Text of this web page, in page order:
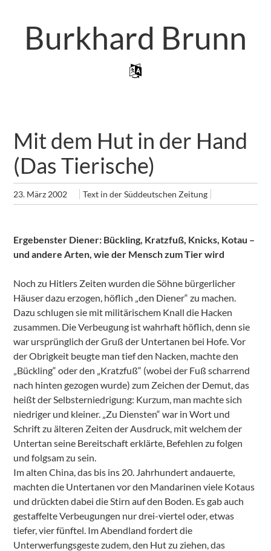
SpringenBurkhard Brunn
Mit dem Hut in der Hand
(Das Tierische)
23. März 2002 Text in der Süddeutschen Zeitung
Ergebenster Diener: Bückling, Kratzfuß, Knicks, Kotau –
und andere Arten, wie der Mensch zum Tier wird
Noch zu Hitlers Zeiten wurden die Söhne bürgerlicher
Häuser dazu erzogen, höflich „den Diener“ zu machen.
Dazu schlugen sie mit militärischem Knall die Hacken
zusammen. Die Verbeugung ist wahrhaft höflich, denn sie
war ursprünglich der Gruß der Untertanen bei Hofe. Vor
der Obrigkeit beugte man tief den Nacken, machte den
„Bückling“ oder den „Kratzfuß“ (wobei der Fuß scharrend
nach hinten gezogen wurde) zum Zeichen der Demut, das
heißt der Selbsterniedrigung: Kurzum, man machte sich
niedriger und kleiner. „Zu Diensten“ war in Wort und
Schrift zu älteren Zeiten der Ausdruck, mit welchem der
Untertan seine Bereitschaft erklärte, Befehlen zu folgen
und folgsam zu sein.
Im alten China, das bis ins 20. Jahrhundert andauerte,
machten die Untertanen vor den Mandarinen viele Kotaus
und drückten dabei die Stirn auf den Boden. Es gab auch
gestaffelte Verbeugungen nur drei-viertel oder, etwas
tiefer, vier fünftel. Im Abendland fordert die
Unterwerfungsgeste zudem, den Hut zu ziehen, das